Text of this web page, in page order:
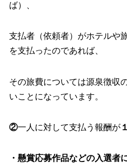
ば）、
支払者（依頼者）がホテルや
を支払ったのであれば、
その旅費については源泉徴収
いことになっています。
②一人に対して支払う報酬が
・懸賞応募作品などの入選者